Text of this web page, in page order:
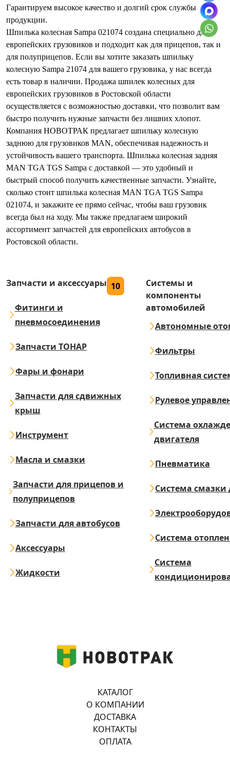
Гарантируем высокое качество и долгий срок службы
продукции.
Шпилька колесная Sampa 021074 создана специально для
европейских грузовиков и подходит как для прицепов, так и
для полуприцепов. Если вы хотите заказать шпильку
колесную Sampa 21074 для вашего грузовика, у нас всегда
есть товар в наличии. Продажа шпилек колесных для
европейских грузовиков в Ростовской области
осуществляется с возможностью доставки, что позволит вам
быстро получить нужные запчасти без лишних хлопот.
Компания НОВОТРАК предлагает шпильку колесную
заднюю для грузовиков MAN, обеспечивая надежность и
устойчивость вашего транспорта. Шпилька колесная задняя
MAN TGA TGS Sampa с доставкой — это удобный и
быстрый способ получить качественные запчасти. Узнайте,
сколько стоит шпилька колесная MAN TGA TGS Sampa
021074, и закажите ее прямо сейчас, чтобы ваш грузовик
всегда был на ходу. Мы также предлагаем широкий
ассортимент запчастей для европейских автобусов в
Ростовской области.
Запчасти и аксессуары 10
Фитинги и
пневмосоединения
Запчасти ТОНАР
Фары и фонари
Запчасти для сдвижных
крыш
Инструмент
Масла и смазки
Запчасти для прицепов и
полуприцепов
Запчасти для автобусов
Аксессуары
Жидкости
Системы и
компоненты
автомобилей
Автономные
Фильтры
Топливная
Рулевое
Система
двигателя
Пневматика
Система смазки
Система
Система
КАТАЛОГ
О КОМПАНИИ
ДОСТАВКА
КОНТАКТЫ
ОПЛАТА